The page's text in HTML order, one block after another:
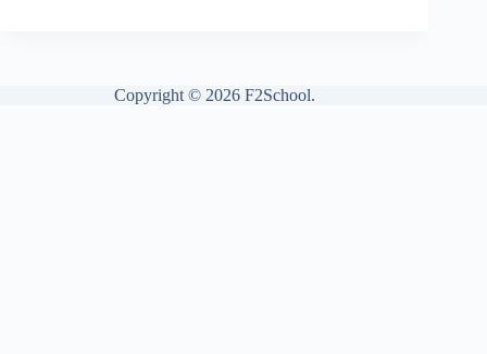
Copyright © 2026 F2School.